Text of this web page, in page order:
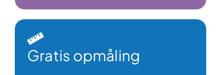
Gratis opmåling